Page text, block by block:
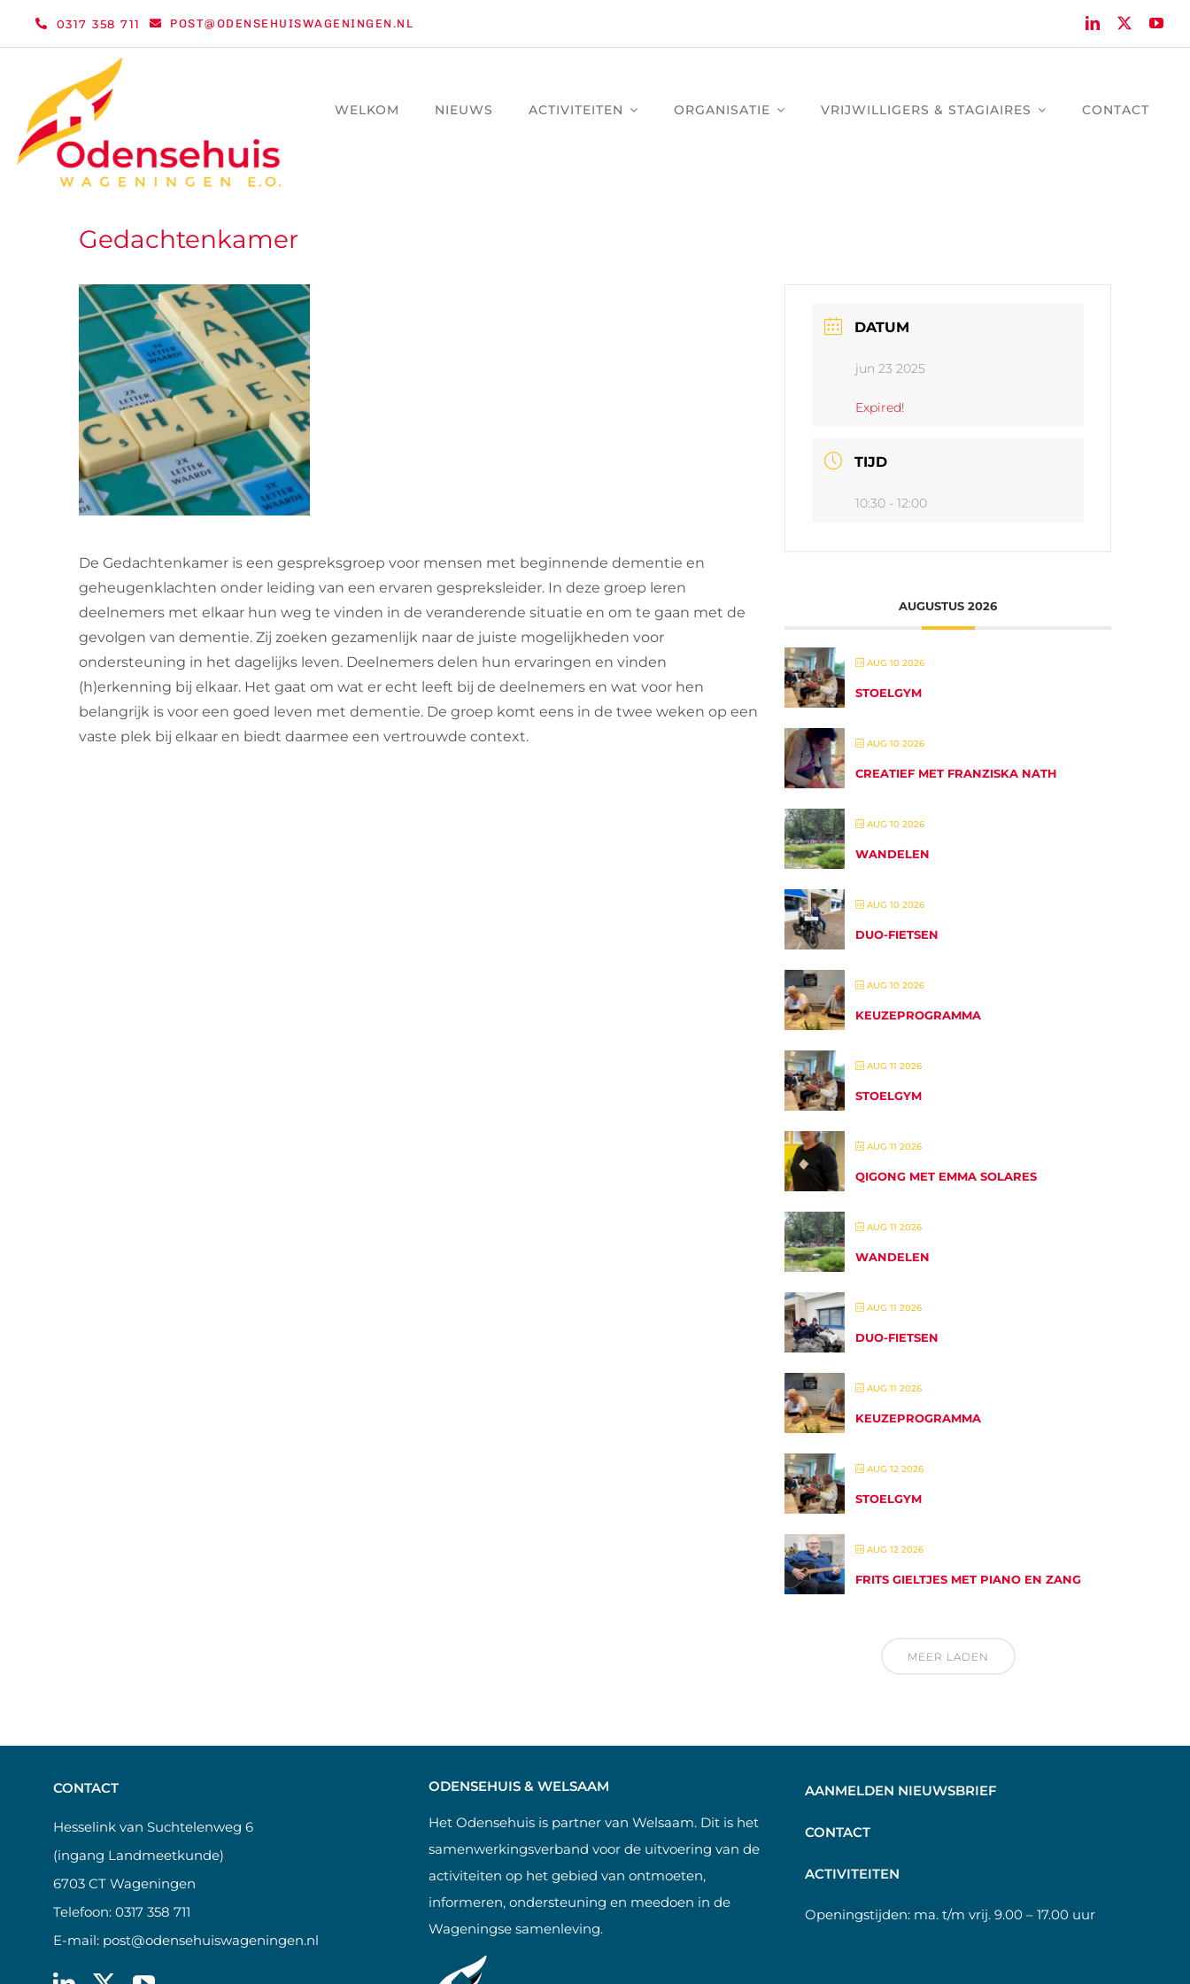
0317 358 711 POST@ODENSEHUISWAGENINGEN.NL
WELKOM NIEUWS ACTIVITEITEN ORGANISATIE VRIJWILLIGERS & STAGIAIRES CONTACT
Gedachtenkamer
De Gedachtenkamer is een gespreksgroep voor mensen met beginnende dementie en
geheugenklachten onder leiding van een ervaren gespreksleider. In deze groep leren
deelnemers met elkaar hun weg te vinden in de veranderende situatie en om te gaan met de
gevolgen van dementie. Zij zoeken gezamenlijk naar de juiste mogelijkheden voor
ondersteuning in het dagelijks leven. Deelnemers delen hun ervaringen en vinden
(h)erkenning bij elkaar. Het gaat om wat er echt leeft bij de deelnemers en wat voor hen
belangrijk is voor een goed leven met dementie. De groep komt eens in de twee weken op een
vaste plek bij elkaar en biedt daarmee een vertrouwde context.
DATUM
jun 23 2025
Expired!
TIJD
10:30 - 12:00
AUGUSTUS 2026
AUG 10 2026
STOELGYM
AUG 10 2026
CREATIEF MET FRANZISKA NATH
AUG 10 2026
WANDELEN
AUG 10 2026
DUO-FIETSEN
AUG 10 2026
KEUZEPROGRAMMA
AUG 11 2026
STOELGYM
AUG 11 2026
QIGONG MET EMMA SOLARES
AUG 11 2026
WANDELEN
AUG 11 2026
DUO-FIETSEN
AUG 11 2026
KEUZEPROGRAMMA
AUG 12 2026
STOELGYM
AUG 12 2026
FRITS GIELTJES MET PIANO EN ZANG
MEER LADEN
CONTACT
Hesselink van Suchtelenweg 6
(ingang Landmeetkunde)
6703 CT Wageningen
Telefoon: 0317 358 711
E-mail: post@odensehuiswageningen.nl
ODENSEHUIS & WELSAAM
Het Odensehuis is partner van Welsaam. Dit is het
samenwerkingsverband voor de uitvoering van de
activiteiten op het gebied van ontmoeten,
informeren, ondersteuning en meedoen in de
Wageningse samenleving.
AANMELDEN NIEUWSBRIEF
CONTACT
ACTIVITEITEN
Openingstijden: ma. t/m vrij. 9.00 – 17.00 uur